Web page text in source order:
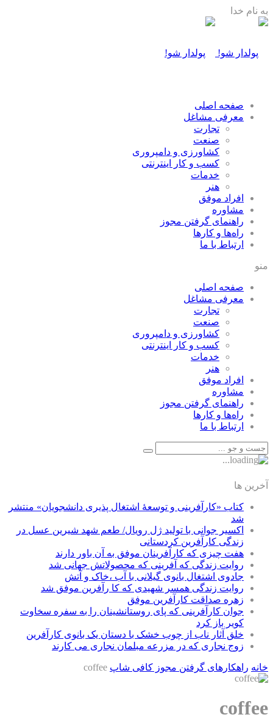
به نام خدا
صفحه اصلی
معرفی مشاغل
تجارت
صنعت
كشاورزی و دامپروری
كسب و كار اينترنتی
خدمات
هنر
افراد موفق
مشاوره
راهنمای گرفتن مجوز
راه‌ها و كارها
ارتباط با ما
منو
صفحه اصلی
معرفی مشاغل
تجارت
صنعت
كشاورزی و دامپروری
كسب و كار اينترنتی
خدمات
هنر
افراد موفق
مشاوره
راهنمای گرفتن مجوز
راه‌ها و كارها
ارتباط با ما
آخرین ها
کتاب «کارآفرینی و توسعۀ اشتغال پذیری دانشجویان» منتشر
شد
اکسیر جوانی با تولید ژل رویال/ طعم شهد شیرین عسل‌ در
زندگی کارآفرین کردستانی
هفت چیزی که کارآفرینان موفق به آن باور دارند
روایت زندگی که آفرینی که محصولاتش جهانی شد
جادوی اشتغال بانوی گیلانی با آب ،خاک و آتش
روایت زندگی همسر شهیدی که کا رآفرین موفق شد
زهره صداقت کارآفرین موفق
جوان کارآفرینی که پای روستانشینان را به سفره سخاوت
کویر باز کرد
خلق آثار ناب از چوب خشک با دستان یک بانوی کارآفرین
زوج نجاری که در مزرعه مبلمان نجاری می کارند
خانه راهکارهای گرفتن مجوز کافی شاپ coffee
coffee